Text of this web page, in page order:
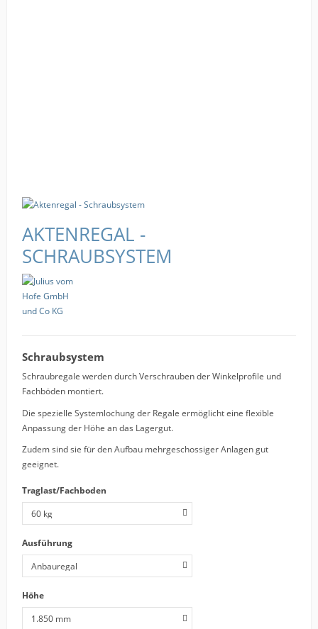
AKTENREGAL -
SCHRAUBSYSTEM
Schraubsystem
Schraubregale werden durch Verschrauben der Winkelprofile und
Fachböden montiert.
Die spezielle Systemlochung der Regale ermöglicht eine flexible
Anpassung der Höhe an das Lagergut.
Zudem sind sie für den Aufbau mehrgeschossiger Anlagen gut
geeignet.
Traglast/Fachboden
Ausführung
Höhe